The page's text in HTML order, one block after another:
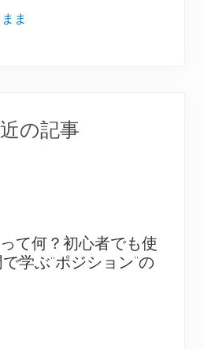
ま
の記事
て何？初心者でも使
学ぶ“ポジション”の